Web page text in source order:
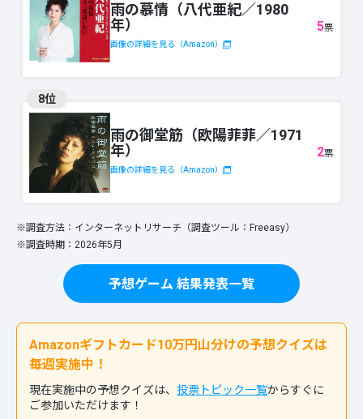
雨の慕情（八代亜紀／1980
年）
画像の詳細を見る（Amazon）
5票
8位
雨の御堂筋（欧陽菲菲／1971
年）
画像の詳細を見る（Amazon）
2票
※調査方法：インターネットリサーチ（調査ツール：Freeasy）
※調査時期：2026年5月
予想ゲーム 結果発表一覧
Amazonギフトカード10万円山分けの予想クイズは
毎週実施中！
現在実施中の予想クイズは、 投票トピック一覧からすぐに
ご参加いただけます！